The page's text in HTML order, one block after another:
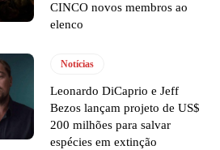
CINCO novos membros ao
elenco
Notícias
Leonardo DiCaprio e Jeff
Bezos lançam projeto de US$
200 milhões para salvar
espécies em extinção